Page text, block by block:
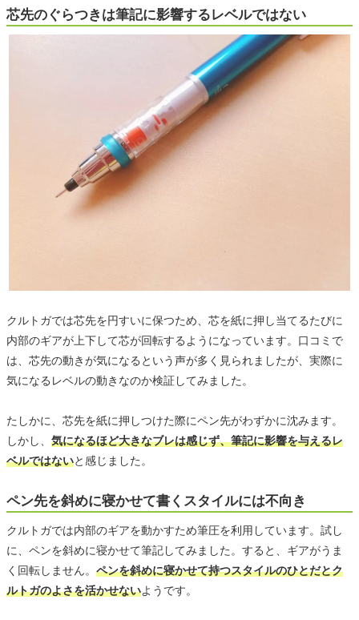
芯先のぐらつきは筆記に影響するレベルではない
クルトガでは芯先を円すいに保つため、芯を紙に押し当てるたびに
内部のギアが上下して芯が回転するようになっています。口コミで
は、芯先の動きが気になるという声が多く見られましたが、実際に
気になるレベルの動きなのか検証してみました。
たしかに、芯先を紙に押しつけた際にペン先がわずかに沈みます。
しかし、 気になるほど大きなブレは感じず、筆記に影響を与えるレ
ベルではないと感じました。
ペン先を斜めに寝かせて書くスタイルには不向き
クルトガでは内部のギアを動かすため筆圧を利用しています。試し
に、ペンを斜めに寝かせて筆記してみました。すると、ギアがうま
く回転しません。 ペンを斜めに寝かせて持つスタイルのひとだとク
ルトガのよさを活かせないようです。